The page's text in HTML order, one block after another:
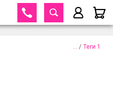
75
75
/ Теги 1